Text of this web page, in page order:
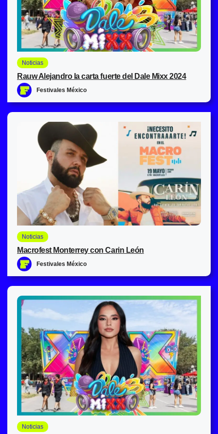
Noticias
Rauw Alejandro la carta fuerte del Dale Mixx 2024
Festivales México
Noticias
Macrofest Monterrey con Carin León
Festivales México
Noticias